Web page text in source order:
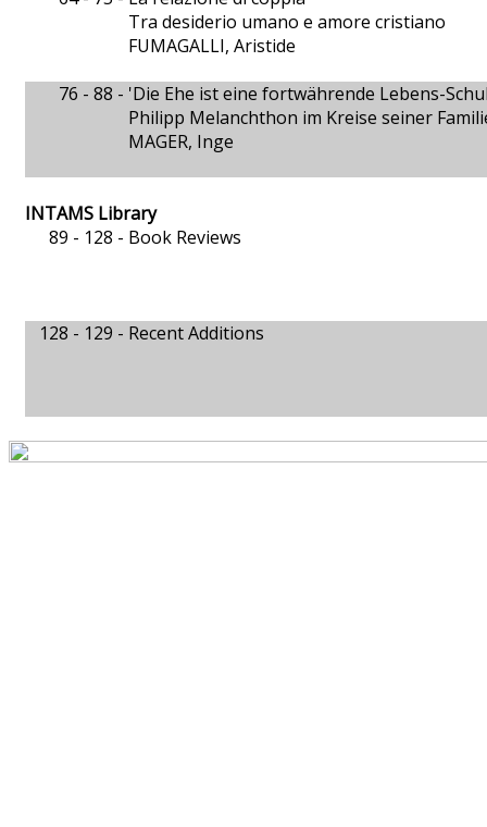
Tra desiderio umano e amore cristiano
FUMAGALLI, Aristide
76 - 88 - 'Die Ehe ist eine fortwährende Lebens-
Philipp Melanchthon im Kreise seiner
MAGER, Inge
INTAMS Library
89 - 128 - Book Reviews
128 - 129 - Recent Additions